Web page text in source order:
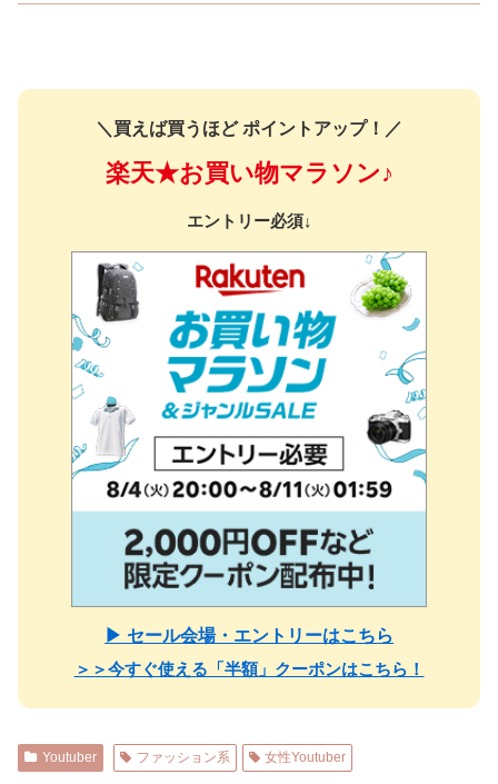
＼買えば買うほど ポイントアップ！／
楽天★お買い物マラソン♪
エントリー必須↓
▶ セール会場・エントリーはこちら
＞＞今すぐ使える「半額」クーポンはこちら！
Youtuber ファッション系 女性Youtuber